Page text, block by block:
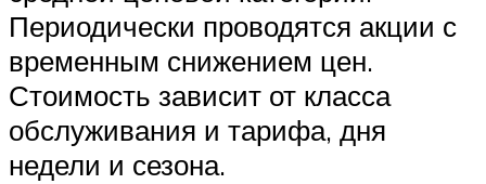
Периодически проводятся акции с
временным снижением цен.
Стоимость зависит от класса
обслуживания и тарифа, дня
недели и сезона.